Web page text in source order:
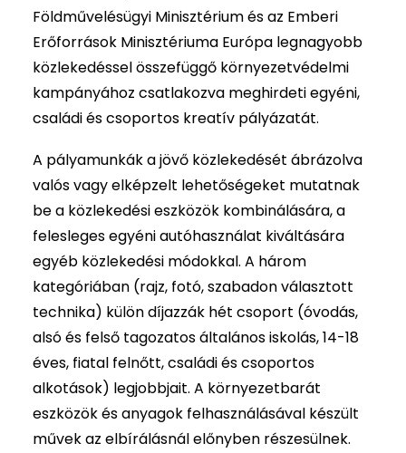
Földművelésügyi Minisztérium és az Emberi
Erőforrások Minisztériuma Európa legnagyobb
közlekedéssel összefüggő környezetvédelmi
kampányához csatlakozva meghirdeti egyéni,
családi és csoportos kreatív pályázatát.
A pályamunkák a jövő közlekedését ábrázolva
valós vagy elképzelt lehetőségeket mutatnak
be a közlekedési eszközök kombinálására, a
felesleges egyéni autóhasználat kiváltására
egyéb közlekedési módokkal. A három
kategóriában (rajz, fotó, szabadon választott
technika) külön díjazzák hét csoport (óvodás,
alsó és felső tagozatos általános iskolás, 14-18
éves, fiatal felnőtt, családi és csoportos
alkotások) legjobbjait. A környezetbarát
eszközök és anyagok felhasználásával készült
művek az elbírálásnál előnyben részesülnek.